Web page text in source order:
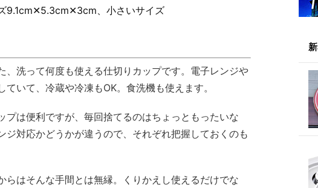
9.1cm✕5.3cm✕3cm、小さいサイズ
、洗って何度も使える仕切りカップです。電子レンジや
ていて、冷蔵や冷凍もOK。食洗機も使えます。
プは便利ですが、毎回捨てるのはちょっともったいな
ジ対応かどうかが違うので、それぞれ把握しておくのも
らはそんな手間とは無縁。くりかえし使えるだけでな